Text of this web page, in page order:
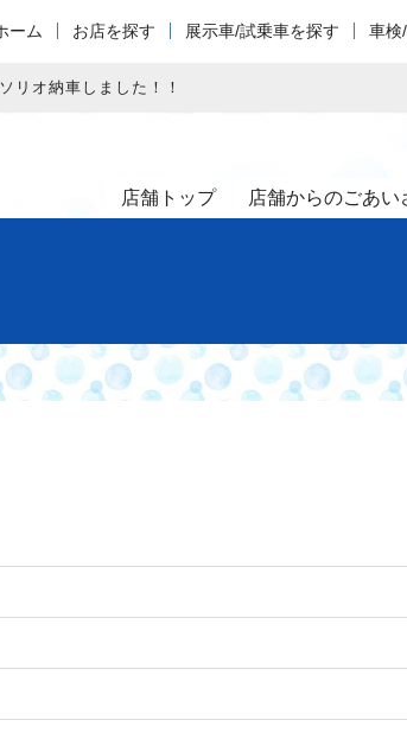
ーム お店を探す 展示車/試乗車を探す 車検
ソリオ納車しました！！
店舗トップ 店舗からのごあい